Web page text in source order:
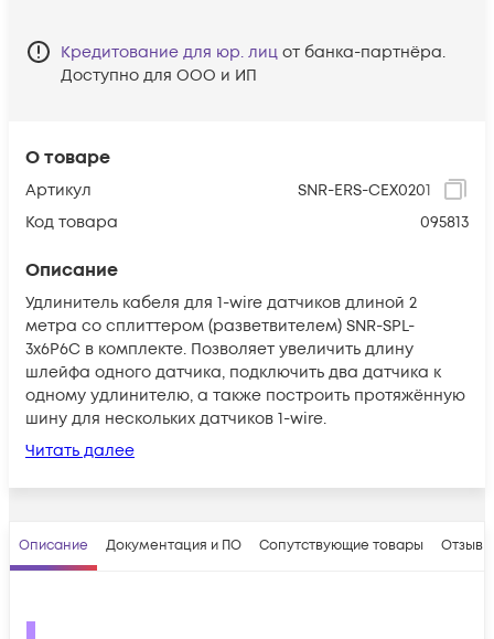
О товаре
Артикул
SNR-ERS-CEX0201
Код товара
095813
Описание
Удлинитель кабеля для 1-wire датчиков длиной 2
метра со сплиттером (разветвителем) SNR-SPL-
3x6P6C в комплекте. Позволяет увеличить длину
шлейфа одного датчика, подключить два датчика к
одному удлинителю, а также построить протяжённую
шину для нескольких датчиков 1-wire.
Читать далее
Кредитование для юр. лиц от банка-партнёра.
Доступно для ООО и ИП
Описание Документация и ПО Сопутствующие товары Отзывы